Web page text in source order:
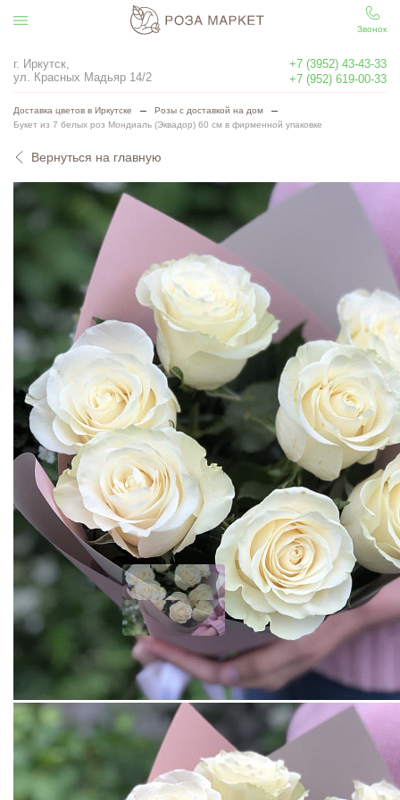
Звонок
г. Иркутск,
ул. Красных Мадьяр 14/2
+7 (3952) 43-43-33
+7 (952) 619-00-33
Доставка цветов в Иркутске
Розы с доставкой на дом
Букет из 7 белых роз Мондиаль (Эквадор) 60 см в фирменной упаковке
Вернуться на главную
БУКЕТ ИЗ 7 БЕЛЫХ РОЗ МОНДИАЛЬ (ЭКВАДОР) 60 СМ В
ФИРМЕННОЙ УПАКОВКЕ
Добавить отзыв
2610